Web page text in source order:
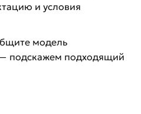
и условия
модель
подскажем подходящий